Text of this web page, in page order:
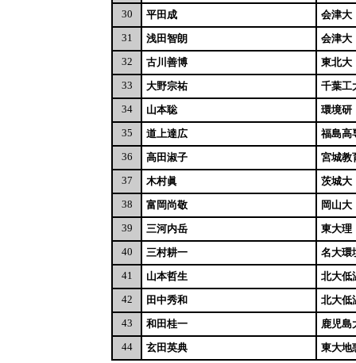
30
平田成
会津大
31
浅田智朗
会津大
32
古川善博
東北大
33
大野宗祐
千葉工
34
山本聡
環境研
35
道上達広
福島高
36
高田淑子
宮城教
37
木村眞
茨城大
38
富岡尚敬
岡山大
39
三河内岳
東大理
40
三村耕一
名大環
41
山本哲生
北大低
42
田中秀和
北大低
43
和田桂一
鹿児島
44
玄田英典 東大地